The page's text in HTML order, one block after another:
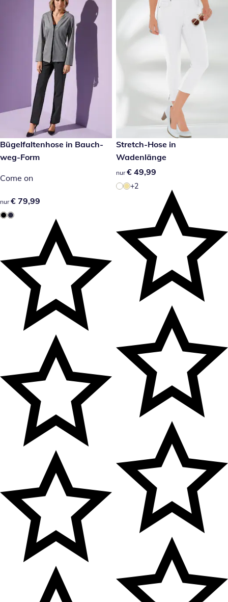
€ 79,99
Bügelfaltenhose in Bauch-
weg-Form
Come on
€ 79,99
nur € 79,99
€ 49,99
Stretch-Hose in
Wadenlänge
€ 49,99
nur € 49,99
+2